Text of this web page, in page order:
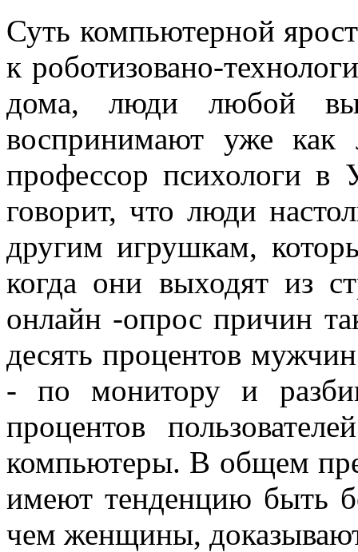
Суть компьютерной
к роботизовано-
дома, люди любой
воспринимают уже как
профессор психологи в
говорит, что люди
другим игрушкам,
когда они выходят из
онлайн -опрос причин
десять процентов
- по монитору и
процентов
компьютеры. В общем
имеют тенденцию быть
чем женщины,